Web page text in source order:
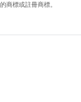
商標或註冊商標。